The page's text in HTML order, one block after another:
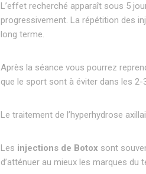
L’effet recherché apparaît sous 5
progressivement. La répétition des
long terme.
Après la séance vous pourrez
que le sport sont à éviter dans les 2-
Le traitement de l’hyperhydrose
Les injections de Botox sont
d’atténuer au mieux les marques du